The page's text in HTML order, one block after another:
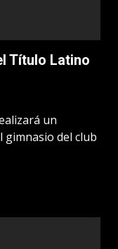
Título Latino
un
gimnasio del club